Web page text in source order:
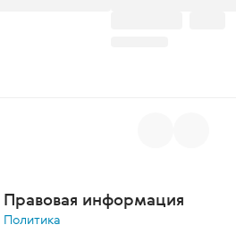
Правовая информация
Политика